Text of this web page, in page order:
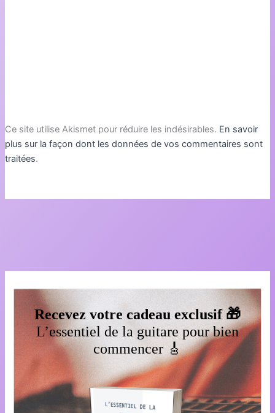
Ce site utilise Akismet pour réduire les indésirables. En savoir
plus sur la façon dont les données de vos commentaires sont
traitées.